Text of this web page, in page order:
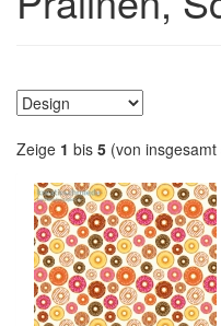
Zeige 1 bis 5 (von insgesamt